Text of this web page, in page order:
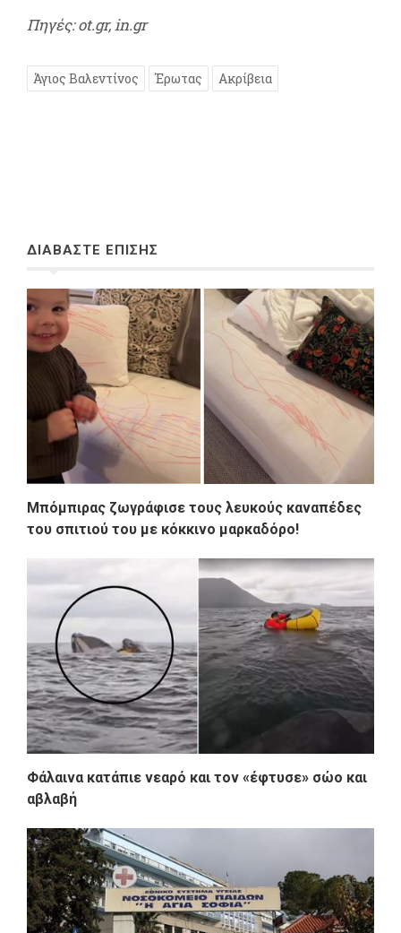
Πηγές: ot.gr, in.gr
Άγιος Βαλεντίνος Έρωτας Ακρίβεια
ΔΙΑΒΑΣΤΕ ΕΠΙΣΗΣ
Μπόμπιρας ζωγράφισε τους λευκούς καναπέδες
του σπιτιού του με κόκκινο μαρκαδόρο!
Φάλαινα κατάπιε νεαρό και τον «έφτυσε» σώο και
αβλαβή